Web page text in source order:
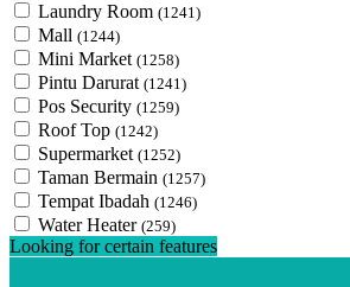
Laundry Room (1241)
Mall (1244)
Mini Market (1258)
Pintu Darurat (1241)
Pos Security (1259)
Roof Top (1242)
Supermarket (1252)
Taman Bermain (1257)
Tempat Ibadah (1246)
Water Heater (259)
Looking for certain features